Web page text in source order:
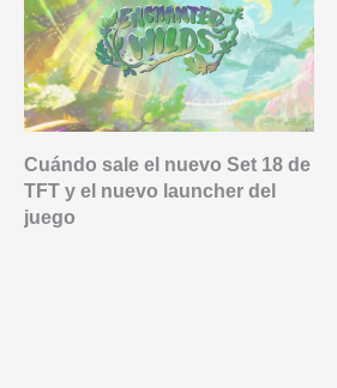
Cuándo sale el nuevo Set 18 de
TFT y el nuevo launcher del
juego